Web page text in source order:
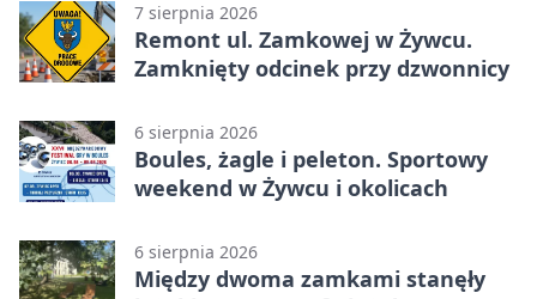
7 sierpnia 2026
Remont ul. Zamkowej w Żywcu.
Zamknięty odcinek przy dzwonnicy
6 sierpnia 2026
Boules, żagle i peleton. Sportowy
weekend w Żywcu i okolicach
6 sierpnia 2026
Między dwoma zamkami stanęły